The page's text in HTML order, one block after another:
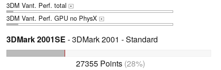
3DM Vant. Perf. total +
3DM Vant. Perf. GPU no PhysX +
3DMark 2001SE - 3DMark 2001 - Standard
27355 Points (28%)